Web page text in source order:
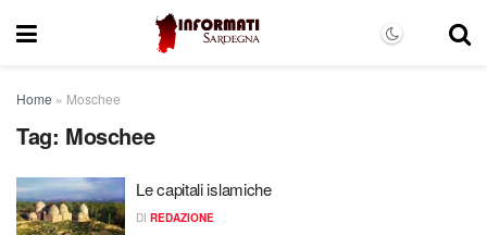
Home » Moschee
Tag: Moschee
Le capitali islamiche
DI REDAZIONE